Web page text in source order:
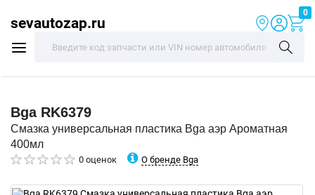
sevautozap.ru
0
Bga RK6379
Смазка универсальная пластика Bga аэр Ароматная
400мл
0 оценок О бренде Bga